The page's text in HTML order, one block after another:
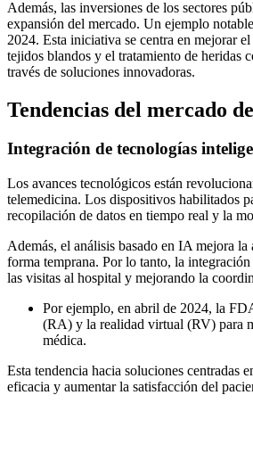
Además, las inversiones de los sectores
expansión del mercado. Un ejemplo
2024. Esta iniciativa se centra en mejorar
tejidos blandos y el tratamiento de heridas
través de soluciones innovadoras.
Tendencias del mercado
Integración de tecnologías
Los avances tecnológicos están
telemedicina. Los dispositivos habilitados
recopilación de datos en tiempo real y la
Además, el análisis basado en IA mejora
forma temprana. Por lo tanto, la
las visitas al hospital y mejorando la
Por ejemplo, en abril de 2024, la
(RA) y la realidad virtual (RV) para
médica.
Esta tendencia hacia soluciones centradas
eficacia y aumentar la satisfacción del